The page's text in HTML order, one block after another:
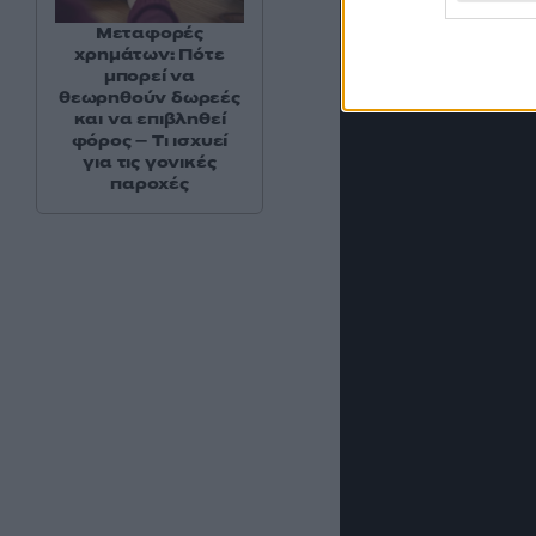
Μεταφορές
χρημάτων: Πότε
μπορεί να
θεωρηθούν δωρεές
και να επιβληθεί
φόρος – Τι ισχυεί
για τις γονικές
παροχές